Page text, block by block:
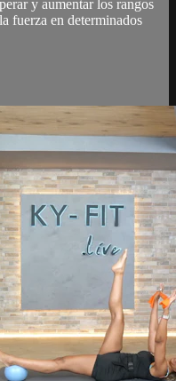
y aumentar los rangos
fuerza en determinados